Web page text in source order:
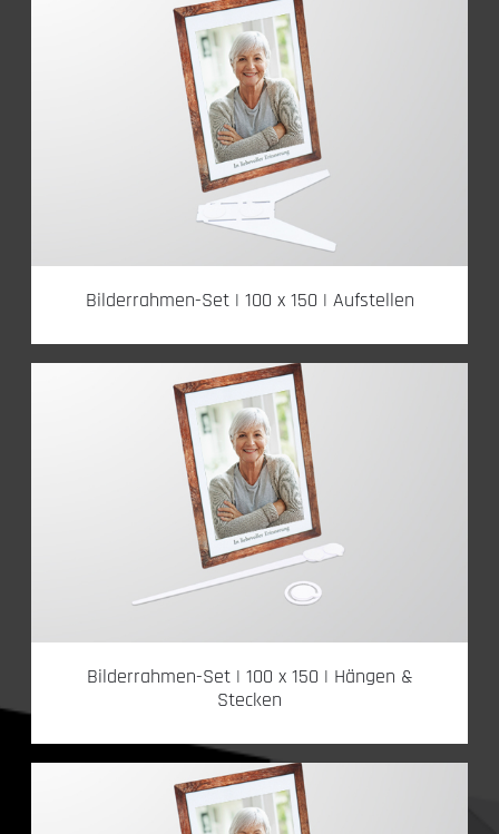
Bilderrahmen-Set | 100 x 150 | Aufstellen
Bilderrahmen-Set | 100 x 150 | Hängen &
Stecken